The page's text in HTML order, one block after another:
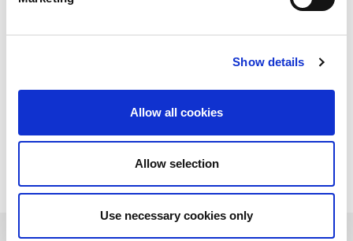
Show details
Allow all cookies
Allow selection
Use necessary cookies only
kalmak için en iyi nedenlerdir. Ayrıca, çok yüksek kalitede bir
Bölgesel kapsamda dağıtılmış 130'dan fazla yüksek nitelikli
zamanda eski nesil ürünlere yükseltme
garantisi olan önleyici bakım yoluna dahil etmek için.